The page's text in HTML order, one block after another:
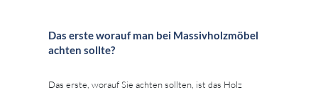
Das erste worauf man bei Massivholzmöbel
achten sollte?
Das erste, worauf Sie achten sollten, ist das Holz